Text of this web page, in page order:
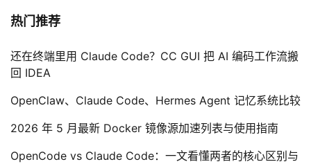
热门推荐
还在终端里用 Claude Code？CC GUI 把 AI 编码工作流搬
回 IDEA
OpenClaw、Claude Code、Hermes Agent 记忆系统比较
2026 年 5 月最新 Docker 镜像源加速列表与使用指南
OpenCode vs Claude Code：一文看懂两者的核心区别与